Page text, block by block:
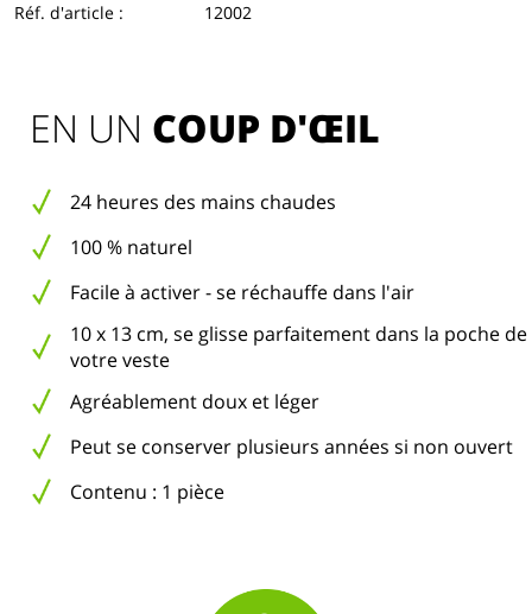
Réf. d'article : 12002
EN UN COUP D'ŒIL
24 heures des mains chaudes
100 % naturel
Facile à activer - se réchauffe dans l'air
10 x 13 cm, se glisse parfaitement dans la poche de
votre veste
Agréablement doux et léger
Peut se conserver plusieurs années si non ouvert
Contenu : 1 pièce